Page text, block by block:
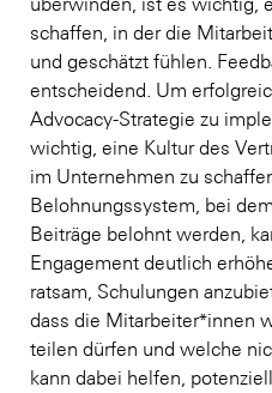
schaffen, in der die
und geschätzt fühlen.
entscheidend. Um
Advocacy-Strategie zu
wichtig, eine Kultur des
im Unternehmen zu
Belohnungssystem, bei
Beiträge belohnt werden,
Engagement deutlich
ratsam, Schulungen
dass die Mitarbeiter*innen
teilen dürfen und welche
kann dabei helfen,